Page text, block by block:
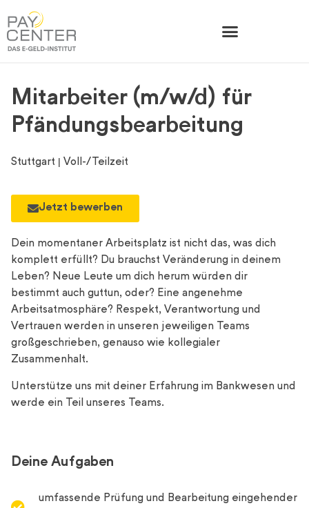
Mitarbeiter (m/w/d) für
Pfändungs­bearbeitung
Stuttgart | Voll-/Teilzeit
Jetzt bewerben
Dein momentaner Arbeitsplatz ist nicht das, was dich
komplett erfüllt? Du brauchst Veränderung in deinem
Leben? Neue Leute um dich herum würden dir
bestimmt auch guttun, oder? Eine angenehme
Arbeitsatmosphäre? Respekt, Verantwortung und
Vertrauen werden in unseren jeweiligen Teams
großgeschrieben, genauso wie kollegialer
Zusammenhalt.
Unterstütze uns mit deiner Erfahrung im Bankwesen und
werde ein Teil unseres Teams.
Deine Aufgaben
umfassende Prüfung und Bearbeitung eingehender